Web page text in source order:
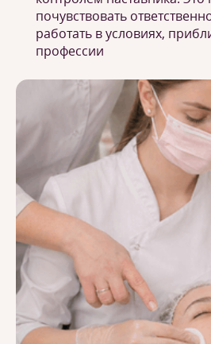
почувствовать
работать в условиях,
профессии